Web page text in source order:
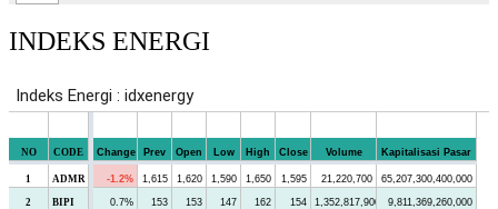
INDEKS ENERGI